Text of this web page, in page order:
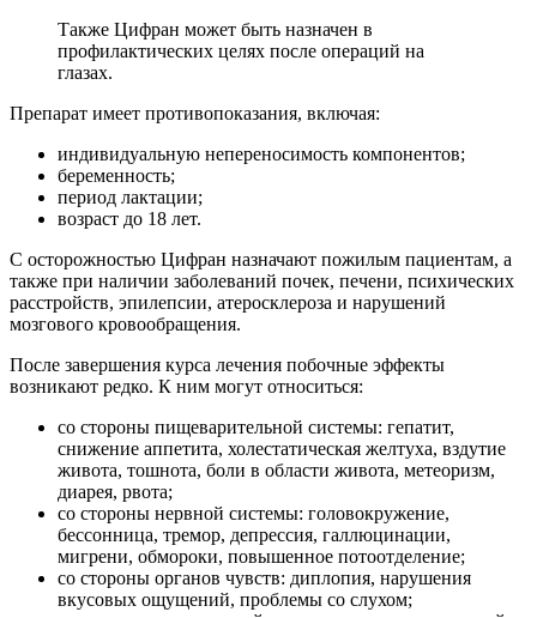
Также Цифран может быть назначен в
профилактических целях после операций на
глазах.
Препарат имеет противопоказания, включая:
индивидуальную непереносимость компонентов;
беременность;
период лактации;
возраст до 18 лет.
С осторожностью Цифран назначают пожилым пациентам, а
также при наличии заболеваний почек, печени, психических
расстройств, эпилепсии, атеросклероза и нарушений
мозгового кровообращения.
После завершения курса лечения побочные эффекты
возникают редко. К ним могут относиться:
со стороны пищеварительной системы: гепатит,
снижение аппетита, холестатическая желтуха, вздутие
живота, тошнота, боли в области живота, метеоризм,
диарея, рвота;
со стороны нервной системы: головокружение,
бессонница, тремор, депрессия, галлюцинации,
мигрени, обмороки, повышенное потоотделение;
со стороны органов чувств: диплопия, нарушения
вкусовых ощущений, проблемы со слухом;